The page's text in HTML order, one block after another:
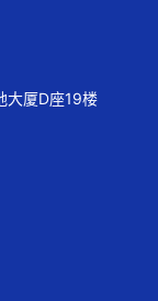
大厦D座19楼